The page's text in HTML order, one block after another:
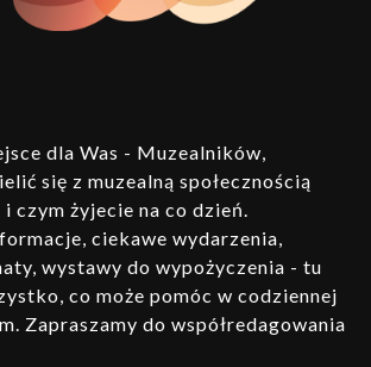
dla Was - Muzealników,
się z muzealną społecznością
czym żyjecie na co dzień.
ciekawe wydarzenia,
wystawy do wypożyczenia - tu
co może pomóc w codziennej
Zapraszamy do współredagowania